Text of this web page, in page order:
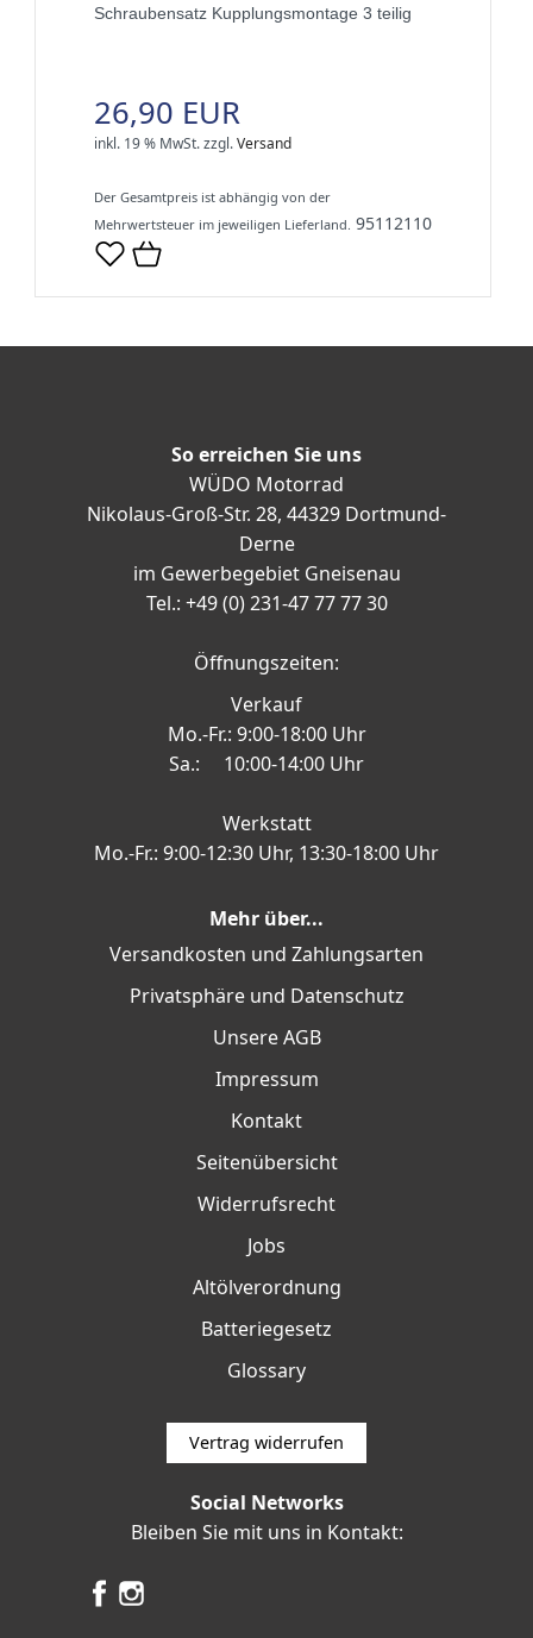
Schraubensatz Kupplungsmontage 3 teilig
26,90 EUR
inkl. 19 % MwSt.zzgl.Versand
Der Gesamtpreis ist abhängig von der
Mehrwertsteuer im jeweiligen Lieferland. 95112110
So erreichen Sie uns
WÜDO Motorrad
Nikolaus-Groß-Str. 28, 44329 Dortmund-
Derne
im Gewerbegebiet Gneisenau
Tel.: +49 (0) 231-47 77 77 30
Öffnungszeiten:
Verkauf
Mo.-Fr.: 9:00-18:00 Uhr
Sa.: 10:00-14:00 Uhr
Werkstatt
Mo.-Fr.: 9:00-12:30 Uhr, 13:30-18:00 Uhr
Mehr über...
Versandkosten und Zahlungsarten
Privatsphäre und Datenschutz
Unsere AGB
Impressum
Kontakt
Seitenübersicht
Widerrufsrecht
Jobs
Altölverordnung
Batteriegesetz
Glossary
Vertrag widerrufen
Social Networks
Bleiben Sie mit uns in Kontakt: